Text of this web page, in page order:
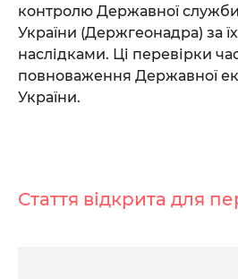
контролю Державної служби
України (Держгеонадра) за
наслідками. Ці перевірки
повноваження Державної
України.
Стаття відкрита для